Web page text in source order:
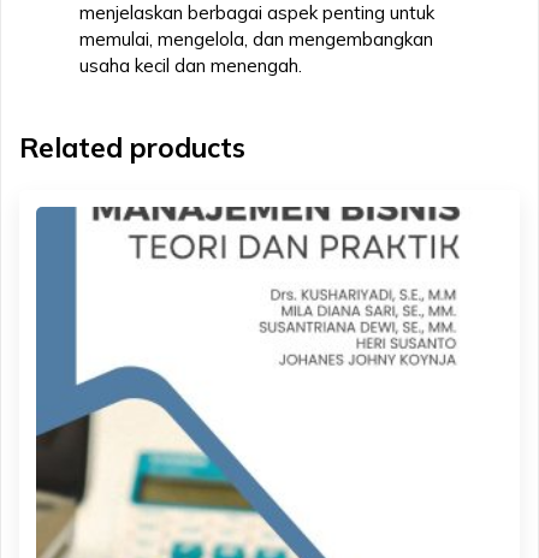
menjelaskan berbagai aspek penting untuk
memulai, mengelola, dan mengembangkan
usaha kecil dan menengah.
Related products